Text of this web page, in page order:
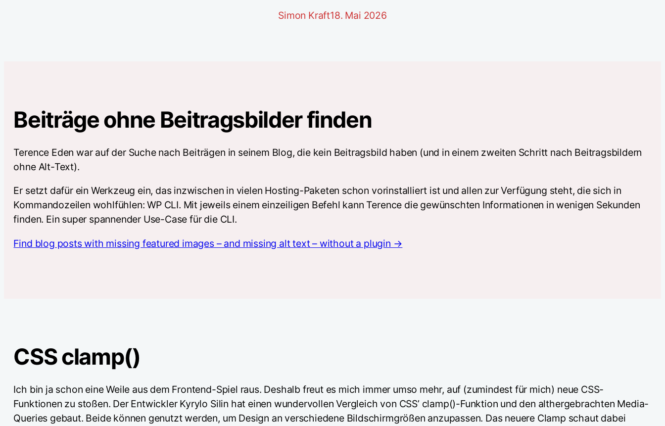
Simon Kraft18. Mai 2026
Beiträge ohne Beitragsbilder finden
Terence Eden war auf der Suche nach Beiträgen in seinem Blog, die kein Beitragsbild haben (und in einem zweiten Schritt nach Beitragsbildern
ohne Alt-Text).
Er setzt dafür ein Werkzeug ein, das inzwischen in vielen Hosting-Paketen schon vorinstalliert ist und allen zur Verfügung steht, die sich in
Kommandozeilen wohlfühlen: WP CLI. Mit jeweils einem einzeiligen Befehl kann Terence die gewünschten Informationen in wenigen Sekunden
finden. Ein super spannender Use-Case für die CLI.
Find blog posts with missing featured images – and missing alt text – without a plugin →
CSS clamp()
Ich bin ja schon eine Weile aus dem Frontend-Spiel raus. Deshalb freut es mich immer umso mehr, auf (zumindest für mich) neue CSS-
Funktionen zu stoßen. Der Entwickler Kyrylo Silin hat einen wundervollen Vergleich von CSS’ clamp()-Funktion und den althergebrachten Media-
Queries gebaut. Beide können genutzt werden, um Design an verschiedene Bildschirmgrößen anzupassen. Das neuere Clamp schaut dabei